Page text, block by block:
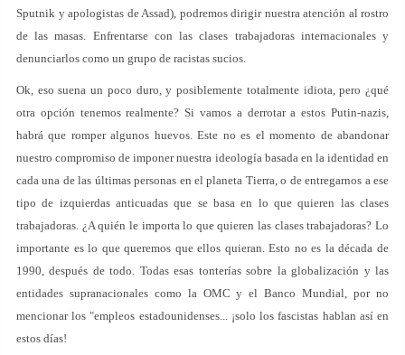
Sputnik y apologistas de Assad), podremos dirigir nuestra atención al rostro
de las masas. Enfrentarse con las clases trabajadoras internacionales y
denunciarlos como un grupo de racistas sucios.
Ok, eso suena un poco duro, y posiblemente totalmente idiota, pero ¿qué
otra opción tenemos realmente? Si vamos a derrotar a estos Putin-nazis,
habrá que romper algunos huevos. Este no es el momento de abandonar
nuestro compromiso de imponer nuestra ideología basada en la identidad en
cada una de las últimas personas en el planeta Tierra, o de entregarnos a ese
tipo de izquierdas anticuadas que se basa en lo que quieren las clases
trabajadoras. ¿A quién le importa lo que quieren las clases trabajadoras? Lo
importante es lo que queremos que ellos quieran. Esto no es la década de
1990, después de todo. Todas esas tonterías sobre la globalización y las
entidades supranacionales como la OMC y el Banco Mundial, por no
mencionar los "empleos estadounidenses... ¡solo los fascistas hablan así en
estos días!